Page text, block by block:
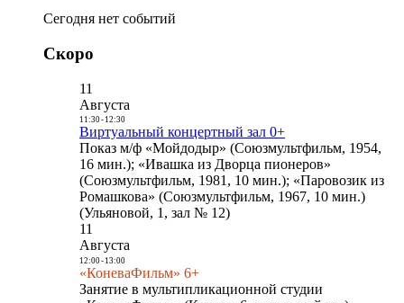
Сегодня нет событий
Скоро
11
Августа
11:30- 12:30
Виртуальный концертный зал 0+
Показ м/ф «Мойдодыр» (Союзмультфильм, 1954,
16 мин.); «Ивашка из Дворца пионеров»
(Союзмультфильм, 1981, 10 мин.); «Паровозик из
Ромашкова» (Союзмультфильм, 1967, 10 мин.)
(Ульяновой, 1, зал № 12)
11
Августа
12:00- 13:00
«КоневаФильм» 6+
Занятие в мультипликационной студии